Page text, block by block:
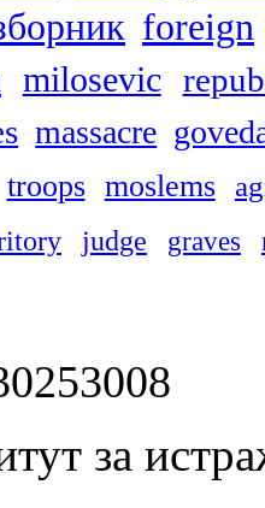
foreign
milosevic
massacre
troops moslems
judge graves
за